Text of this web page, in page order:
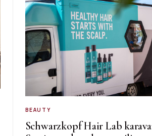
BEAUTY
Schwarzkopf Hair Lab